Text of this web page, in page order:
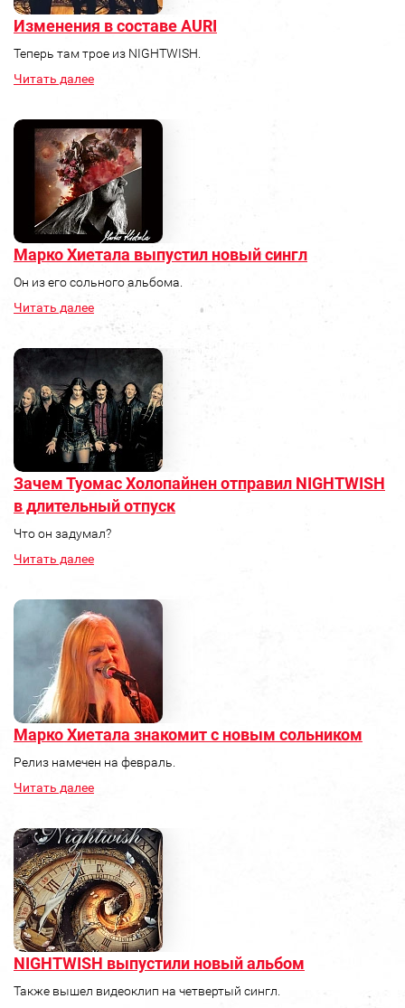
Изменения в составе AURI
Теперь там трое из NIGHTWISH.
Читать далее
Марко Хиетала выпустил новый сингл
Он из его сольного альбома.
Читать далее
Зачем Туомас Холопайнен отправил NIGHTWISH
в длительный отпуск
Что он задумал?
Читать далее
Марко Хиетала знакомит с новым сольником
Релиз намечен на февраль.
Читать далее
NIGHTWISH выпустили новый альбом
Также вышел видеоклип на четвертый сингл.